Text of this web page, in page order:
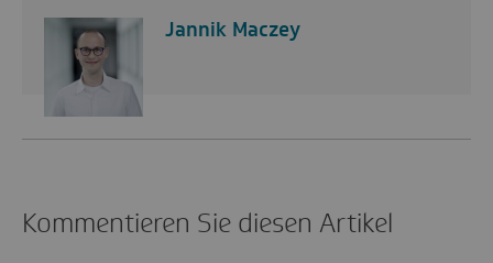
Jannik Maczey
Kommentieren Sie diesen Artikel